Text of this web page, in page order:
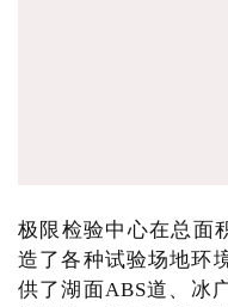
极限检验中心在总面
造了各种试验场地环
供了湖面ABS道、冰